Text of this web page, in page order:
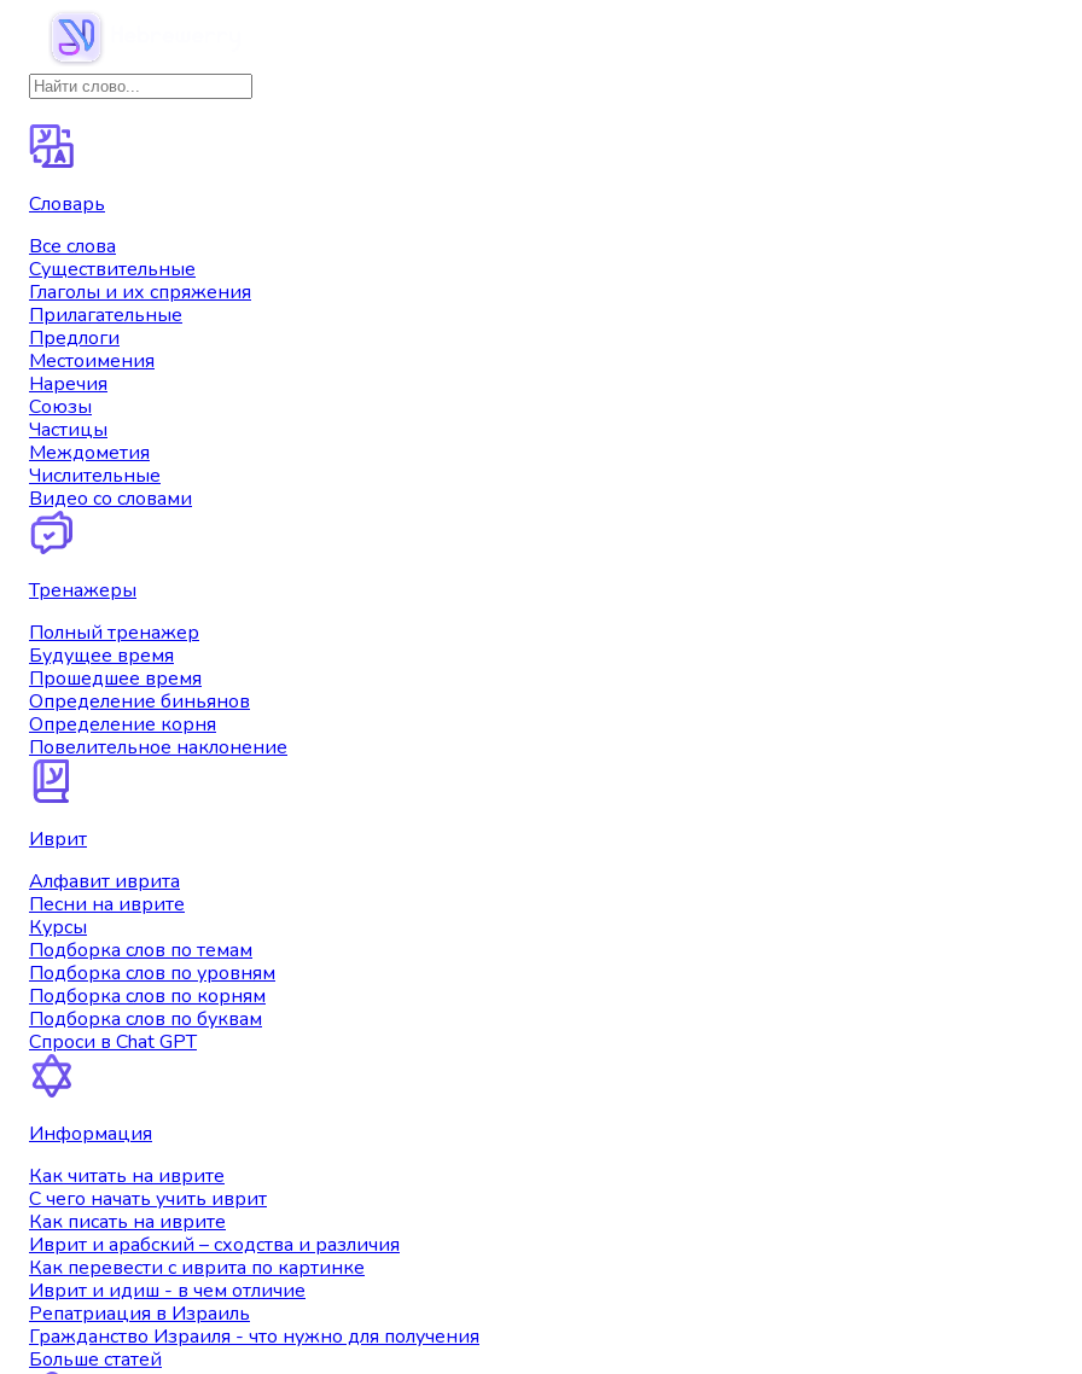
Словарь
Все слова
Существительные
Глаголы и их спряжения
Прилагательные
Предлоги
Местоимения
Наречия
Союзы
Частицы
Междометия
Числительные
Видео со словами
Тренажеры
Полный тренажер
Будущее время
Прошедшее время
Определение биньянов
Определение корня
Повелительное наклонение
Иврит
Алфавит иврита
Песни на иврите
Курсы
Подборка слов по темам
Подборка слов по уровням
Подборка слов по корням
Подборка слов по буквам
Спроси в Chat GPT
Информация
Как читать на иврите
С чего начать учить иврит
Как писать на иврите
Иврит и арабский – сходства и различия
Как перевести с иврита по картинке
Иврит и идиш - в чем отличие
Репатриация в Израиль
Гражданство Израиля - что нужно для получения
Больше статей